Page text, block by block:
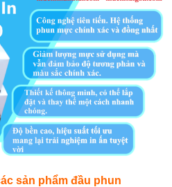
sản phẩm đầu phun